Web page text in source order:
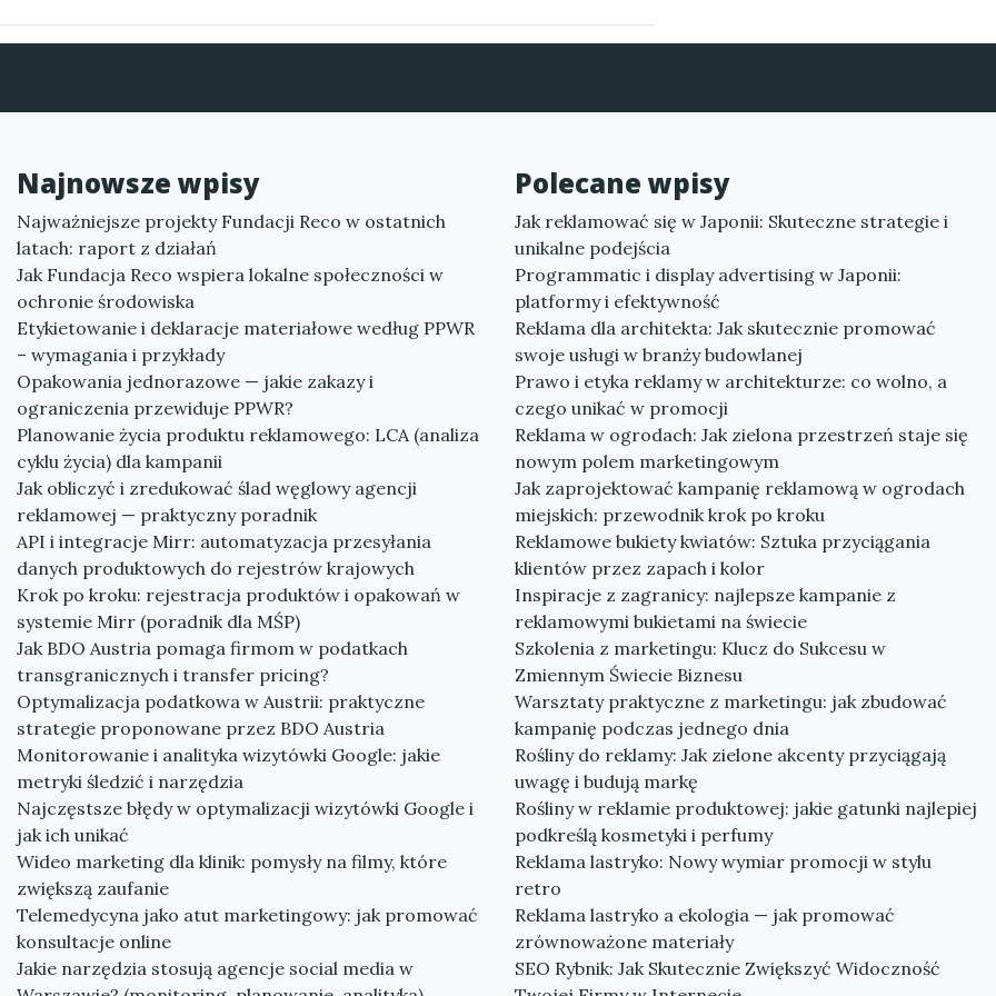
Najnowsze wpisy
Najważniejsze projekty Fundacji Reco w ostatnich
latach: raport z działań
Jak Fundacja Reco wspiera lokalne społeczności w
ochronie środowiska
Etykietowanie i deklaracje materiałowe według PPWR
– wymagania i przykłady
Opakowania jednorazowe — jakie zakazy i
ograniczenia przewiduje PPWR?
Planowanie życia produktu reklamowego: LCA (analiza
cyklu życia) dla kampanii
Jak obliczyć i zredukować ślad węglowy agencji
reklamowej — praktyczny poradnik
API i integracje Mirr: automatyzacja przesyłania
danych produktowych do rejestrów krajowych
Krok po kroku: rejestracja produktów i opakowań w
systemie Mirr (poradnik dla MŚP)
Jak BDO Austria pomaga firmom w podatkach
transgranicznych i transfer pricing?
Optymalizacja podatkowa w Austrii: praktyczne
strategie proponowane przez BDO Austria
Monitorowanie i analityka wizytówki Google: jakie
metryki śledzić i narzędzia
Najczęstsze błędy w optymalizacji wizytówki Google i
jak ich unikać
Wideo marketing dla klinik: pomysły na filmy, które
zwiększą zaufanie
Telemedycyna jako atut marketingowy: jak promować
konsultacje online
Jakie narzędzia stosują agencje social media w
Polecane wpisy
Jak reklamować się w Japonii: Skuteczne strategie i
unikalne podejścia
Programmatic i display advertising w Japonii:
platformy i efektywność
Reklama dla architekta: Jak skutecznie promować
swoje usługi w branży budowlanej
Prawo i etyka reklamy w architekturze: co wolno, a
czego unikać w promocji
Reklama w ogrodach: Jak zielona przestrzeń staje się
nowym polem marketingowym
Jak zaprojektować kampanię reklamową w ogrodach
miejskich: przewodnik krok po kroku
Reklamowe bukiety kwiatów: Sztuka przyciągania
klientów przez zapach i kolor
Inspiracje z zagranicy: najlepsze kampanie z
reklamowymi bukietami na świecie
Szkolenia z marketingu: Klucz do Sukcesu w
Zmiennym Świecie Biznesu
Warsztaty praktyczne z marketingu: jak zbudować
kampanię podczas jednego dnia
Rośliny do reklamy: Jak zielone akcenty przyciągają
uwagę i budują markę
Rośliny w reklamie produktowej: jakie gatunki najlepiej
podkreślą kosmetyki i perfumy
Reklama lastryko: Nowy wymiar promocji w stylu
retro
Reklama lastryko a ekologia — jak promować
zrównoważone materiały
SEO Rybnik: Jak Skutecznie Zwiększyć Widoczność